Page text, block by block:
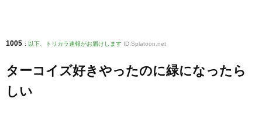
1005 : 以下、トリカラ速報がお届けします ID:Splatoon.net
ターコイズ好きやったのに緑になったら
しい